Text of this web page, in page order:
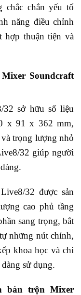
chắc chắn yếu tố
năng điều chỉnh
hợp thuận tiện và
Soundcraft
32 sở hữu số liệu
x 91 x 362 mm,
trọng lượng nhỏ
32 giúp người
32 được sản
cao phủ tầng
sang trọng, bắt
những nút chỉnh,
khoa học và chi
sử dụng.
bàn trộn Mixer